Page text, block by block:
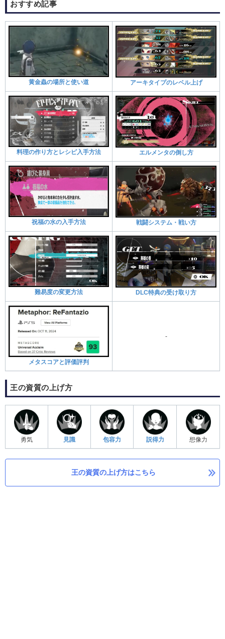
おすすめ記事​
黄金蟲の場所と使い道 アーキタイプのレベル上げ
料理の作り方とレシピ入手方法 エルメンタの倒し方
祝福の水の入手方法 戦闘システム・戦い方
難易度の変更方法 DLC特典の受け取り方
メタスコアと評価評判
-
王の資質の上げ方
勇気 見識 包容力 説得力 想像力
王の資質の上げ方はこちら